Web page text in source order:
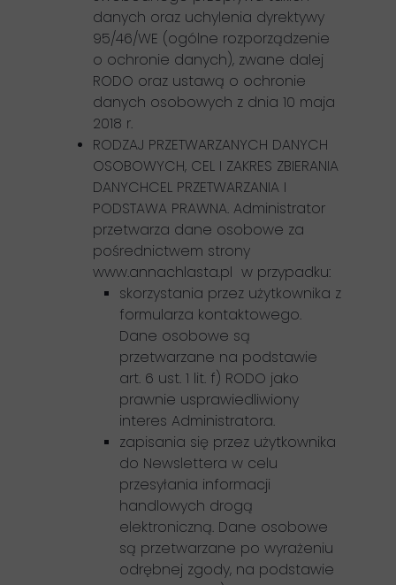
danych oraz uchylenia dyrektywy
95/46/WE (ogólne rozporządzenie
o ochronie danych), zwane dalej
RODO oraz ustawą o ochronie
danych osobowych z dnia 10 maja
2018 r.
RODZAJ PRZETWARZANYCH DANYCH
OSOBOWYCH, CEL I ZAKRES ZBIERANIA
DANYCHCEL PRZETWARZANIA I
PODSTAWA PRAWNA. Administrator
przetwarza dane osobowe za
pośrednictwem strony
www.annachlasta.pl w przypadku:
skorzystania przez użytkownika z
formularza kontaktowego.
Dane osobowe są
przetwarzane na podstawie
art. 6 ust. 1 lit. f) RODO jako
prawnie usprawiedliwiony
interes Administratora.
zapisania się przez użytkownika
do Newslettera w celu
przesyłania informacji
handlowych drogą
elektroniczną. Dane osobowe
są przetwarzane po wyrażeniu
odrębnej zgody, na podstawie